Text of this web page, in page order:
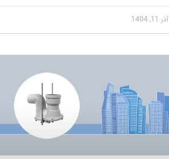
آذر 11, 1404